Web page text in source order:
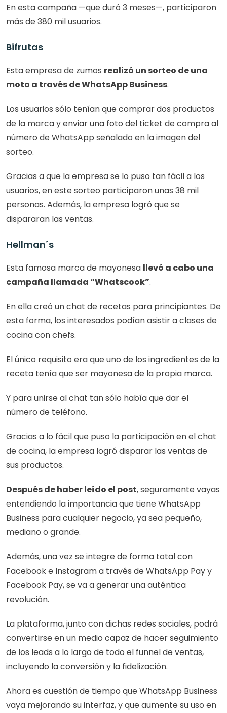
En esta campaña —que duró 3 meses—, participaron
más de 380 mil usuarios.
Bifrutas
Esta empresa de zumos realizó un sorteo de una
moto a través de WhatsApp Business.
Los usuarios sólo tenían que comprar dos productos
de la marca y enviar una foto del ticket de compra al
número de WhatsApp señalado en la imagen del
sorteo.
Gracias a que la empresa se lo puso tan fácil a los
usuarios, en este sorteo participaron unas 38 mil
personas. Además, la empresa logró que se
dispararan las ventas.
Hellman´s
Esta famosa marca de mayonesa llevó a cabo una
campaña llamada “Whatscook”.
En ella creó un chat de recetas para principiantes. De
esta forma, los interesados podían asistir a clases de
cocina con chefs.
El único requisito era que uno de los ingredientes de la
receta tenía que ser mayonesa de la propia marca.
Y para unirse al chat tan sólo había que dar el
número de teléfono.
Gracias a lo fácil que puso la participación en el chat
de cocina, la empresa logró disparar las ventas de
sus productos.
Después de haber leído el post, seguramente vayas
entendiendo la importancia que tiene WhatsApp
Business para cualquier negocio, ya sea pequeño,
mediano o grande.
Además, una vez se integre de forma total con
Facebook e Instagram a través de WhatsApp Pay y
Facebook Pay, se va a generar una auténtica
revolución.
La plataforma, junto con dichas redes sociales, podrá
convertirse en un medio capaz de hacer seguimiento
de los leads a lo largo de todo el funnel de ventas,
incluyendo la conversión y la fidelización.
Ahora es cuestión de tiempo que WhatsApp Business
vaya mejorando su interfaz, y que aumente su uso en